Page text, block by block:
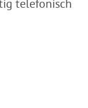
telefonisch